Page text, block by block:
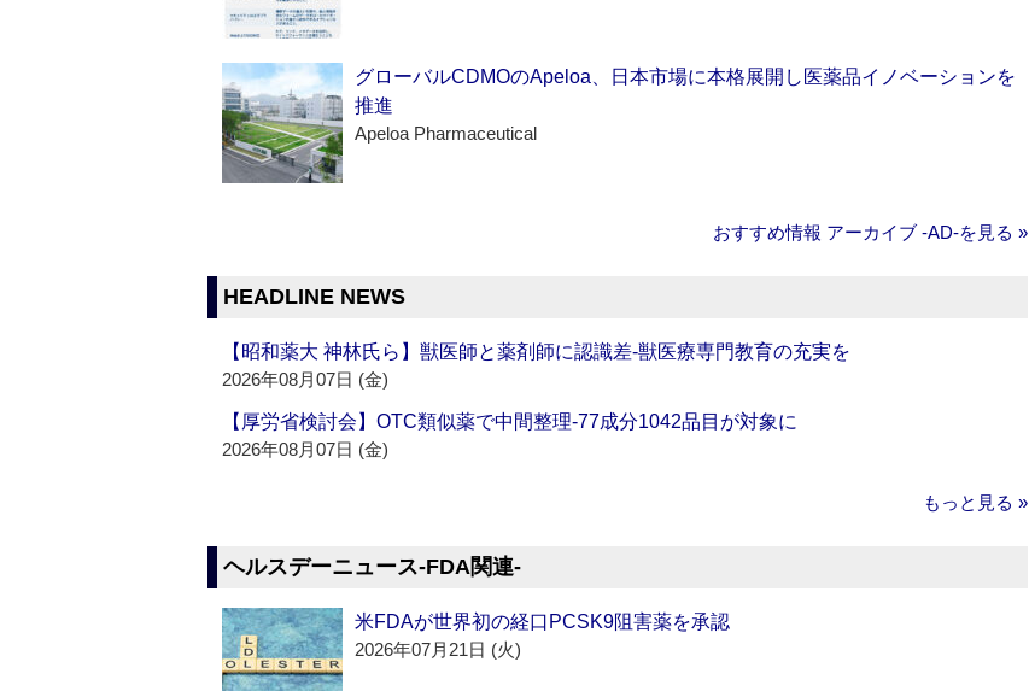
グローバルCDMOのApeloa、日本市場に本格展開し医薬品イノベーションを
推進
Apeloa Pharmaceutical
おすすめ情報 アーカイブ ‐AD‐を見る »
HEADLINE NEWS
【昭和薬大 神林氏ら】獣医師と薬剤師に認識差‐獣医療専門教育の充実を
2026年08月07日 (金)
【厚労省検討会】OTC類似薬で中間整理‐77成分1042品目が対象に
2026年08月07日 (金)
もっと見る »
ヘルスデーニュース‐FDA関連‐
米FDAが世界初の経口PCSK9阻害薬を承認
2026年07月21日 (火)